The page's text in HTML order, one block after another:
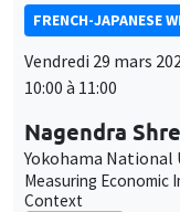
FRENCH-JAPANESE
Vendredi 29 mars
10:00 à 11:00
Nagendra
Yokohama National
Measuring Economic
Context